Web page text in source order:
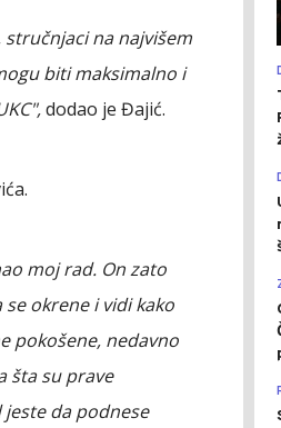
stručnjaci na najvišem
biti maksimalno i
dodao je Đajić.
moj rad. On zato
okrene i vidi kako
pokošene, nedavno
šta su prave
da podnese